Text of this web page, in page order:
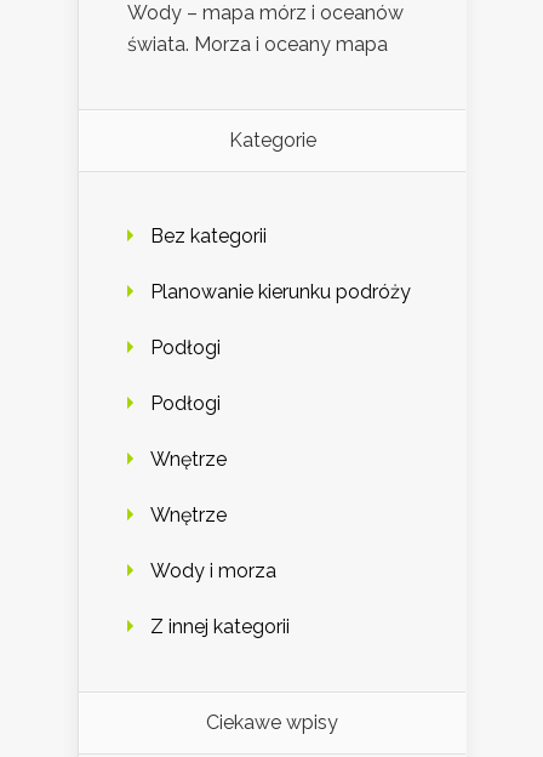
Wody – mapa mórz i oceanów
świata. Morza i oceany mapa
Kategorie
Bez kategorii
Planowanie kierunku podróży
Podłogi
Podłogi
Wnętrze
Wnętrze
Wody i morza
Z innej kategorii
Ciekawe wpisy